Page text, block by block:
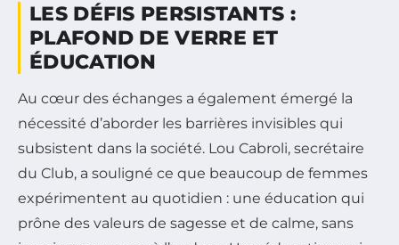
LES DÉFIS PERSISTANTS :
PLAFOND DE VERRE ET
ÉDUCATION
Au cœur des échanges a également émergé la
nécessité d’aborder les barrières invisibles qui
subsistent dans la société. Lou Cabroli, secrétaire
du Club, a souligné ce que beaucoup de femmes
expérimentent au quotidien : une éducation qui
prône des valeurs de sagesse et de calme, sans